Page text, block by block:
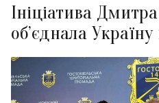
Ініціатива
об’єднала